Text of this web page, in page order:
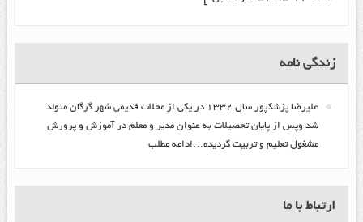
زندگي نامه
عليرضا پزشكپور سال ۱۳۳۲ در یکی از محلات قدیمی شهر گرگان متولد
شد وپس از پایان تحصیلات به عنوان مدیر و معلم در آموزش و پرورش
مشغول تعلیم و تربیت گرديده…ادامه مطلب
ارتباط با ما